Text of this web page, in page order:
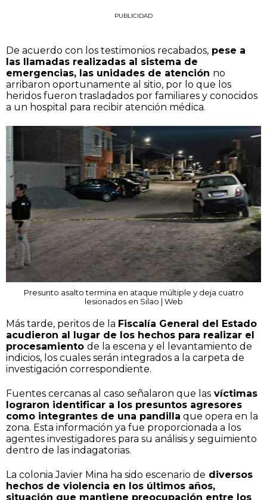
PUBLICIDAD
De acuerdo con los testimonios recabados, pese a
las llamadas realizadas al sistema de
emergencias, las unidades de atención no
arribaron oportunamente al sitio, por lo que los
heridos fueron trasladados por familiares y conocidos
a un hospital para recibir atención médica.
Presunto asalto termina en ataque múltiple y deja cuatro
lesionados en Silao | Web
Más tarde, peritos de la Fiscalía General del Estado
acudieron al lugar de los hechos para realizar el
procesamiento de la escena y el levantamiento de
indicios, los cuales serán integrados a la carpeta de
investigación correspondiente.
Fuentes cercanas al caso señalaron que las víctimas
lograron identificar a los presuntos agresores
como integrantes de una pandilla que opera en la
zona. Esta información ya fue proporcionada a los
agentes investigadores para su análisis y seguimiento
dentro de las indagatorias.
La colonia Javier Mina ha sido escenario de diversos
hechos de violencia en los últimos años,
situación que mantiene preocupación entre los